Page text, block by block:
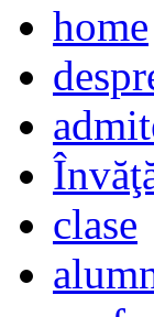
home
clase